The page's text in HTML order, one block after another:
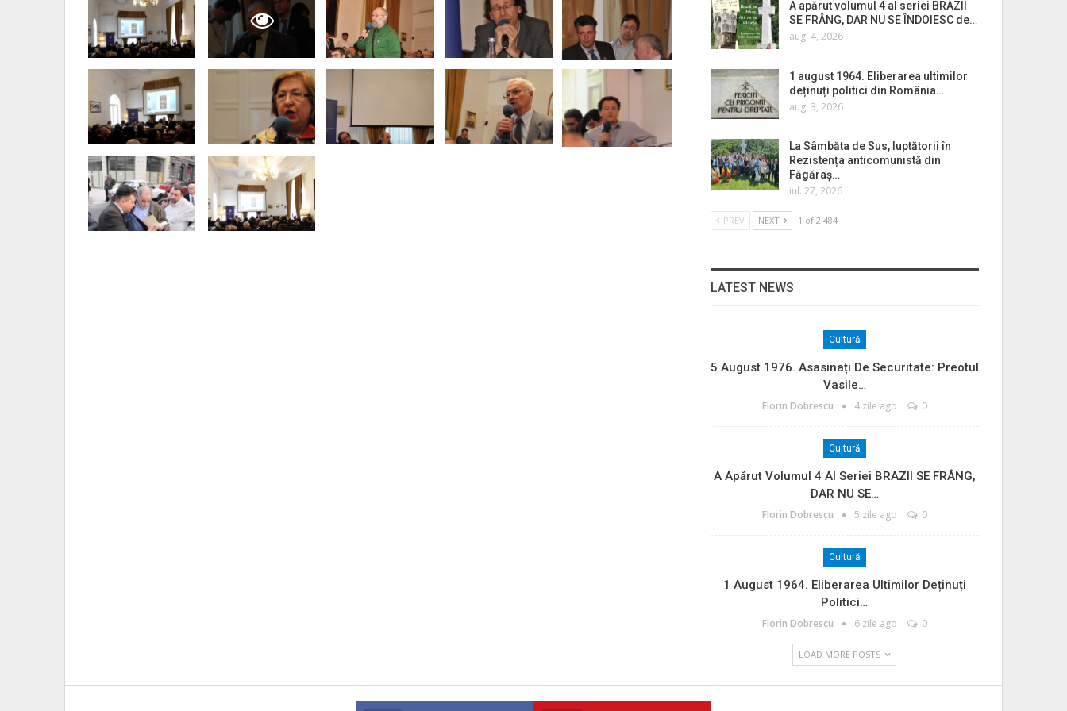
A apărut volumul 4 al seriei BRAZII
SE FRÂNG, DAR NU SE ÎNDOIESC de…
aug. 4, 2026
1 august 1964. Eliberarea ultimilor
deținuți politici din România…
aug. 3, 2026
La Sâmbăta de Sus, luptătorii în
Rezistența anticomunistă din
Făgăraș…
iul. 27, 2026
PREV NEXT 1 of 2.484
LATEST NEWS
Cultură
5 August 1976. Asasinați De Securitate: Preotul
Vasile…
Florin Dobrescu 4 zile ago 0
Cultură
A Apărut Volumul 4 Al Seriei BRAZII SE FRÂNG,
DAR NU SE…
Florin Dobrescu 5 zile ago 0
Cultură
1 August 1964. Eliberarea Ultimilor Deținuți
Politici…
Florin Dobrescu 6 zile ago 0
LOAD MORE POSTS